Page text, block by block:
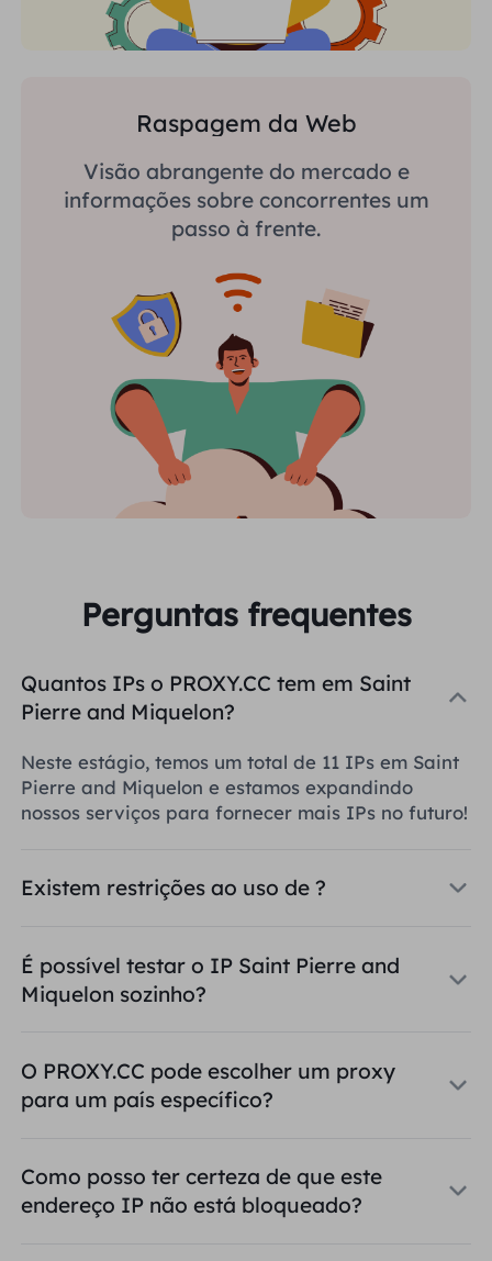
Raspagem da Web
Visão abrangente do mercado e
informações sobre concorrentes um
passo à frente.
Perguntas frequentes
Quantos IPs o PROXY.CC tem em Saint
Pierre and Miquelon?
Neste estágio, temos um total de 11 IPs em Saint
Pierre and Miquelon e estamos expandindo
nossos serviços para fornecer mais IPs no futuro!
Existem restrições ao uso de ?
É possível testar o IP Saint Pierre and
Miquelon sozinho?
O PROXY.CC pode escolher um proxy
para um país específico?
Como posso ter certeza de que este
endereço IP não está bloqueado?